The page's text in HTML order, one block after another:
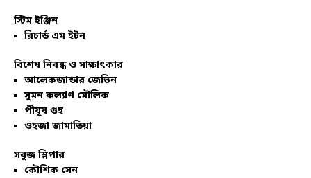
স্টিম ইঞ্জিন
রিচার্ড এম ইটন
বিশেষ নিবন্ধ ও সাক্ষাৎকার
আলেকজান্ডার জেভিন
সুমন কল্যাণ মৌলিক
পীযূষ গুহ
ওহজা জামাতিয়া
সবুজ স্লিপার
কৌশিক সেন